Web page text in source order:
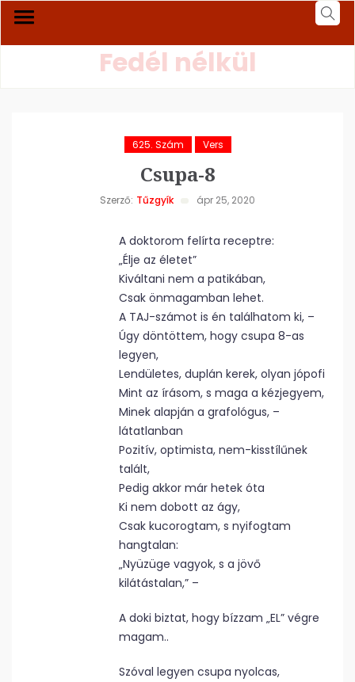
Fedél nélkül
625. Szám Vers
Csupa-8
Szerző: Tűzgyík ápr 25, 2020
A doktorom felírta receptre:
„Élje az életet”
Kiváltani nem a patikában,
Csak önmagamban lehet.
A TAJ-számot is én találhatom ki, –
Úgy döntöttem, hogy csupa 8-as
legyen,
Lendületes, duplán kerek, olyan jópofi
Mint az írásom, s maga a kézjegyem,
Minek alapján a grafológus, –
látatlanban
Pozitív, optimista, nem-kisstílűnek
talált,
Pedig akkor már hetek óta
Ki nem dobott az ágy,
Csak kucorogtam, s nyifogtam
hangtalan:
„Nyüzüge vagyok, s a jövő
kilátástalan,” –
A doki biztat, hogy bízzam „EL” végre
magam..
Szóval legyen csupa nyolcas,